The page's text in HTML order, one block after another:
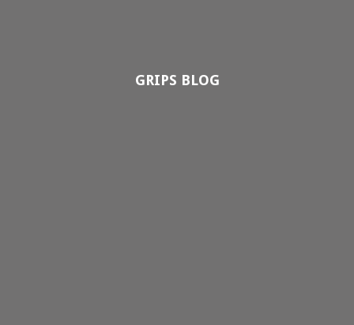
GRIPS BLOG